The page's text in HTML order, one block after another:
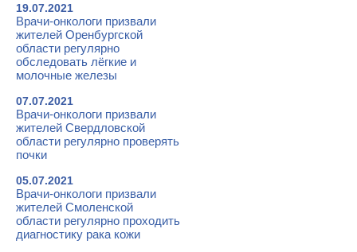
19.07.2021
Врачи-онкологи призвали
жителей Оренбургской
области регулярно
обследовать лёгкие и
молочные железы
07.07.2021
Врачи-онкологи призвали
жителей Свердловской
области регулярно проверять
почки
05.07.2021
Врачи-онкологи призвали
жителей Смоленской
области регулярно проходить
диагностику рака кожи